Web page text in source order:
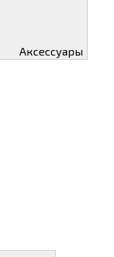
Аксессуары